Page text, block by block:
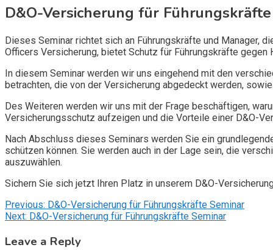
D&O-Versicherung für
Dieses Seminar richtet sich an Führungskräfte und Manager,
Officers Versicherung, bietet Schutz für Führungskräfte
In diesem Seminar werden wir uns eingehend mit den
betrachten, die von der Versicherung abgedeckt werden,
Des Weiteren werden wir uns mit der Frage beschäftigen,
Versicherungsschutz aufzeigen und die Vorteile einer D&O-
Nach Abschluss dieses Seminars werden Sie ein
schützen können. Sie werden auch in der Lage sein, die
auszuwählen.
Sichern Sie sich jetzt Ihren Platz in unserem D&O-
Post
navigation
Previous: D&O-Versicherung für Führungskräfte Seminar
Next: D&O-Versicherung für Führungskräfte Seminar
Leave a Reply